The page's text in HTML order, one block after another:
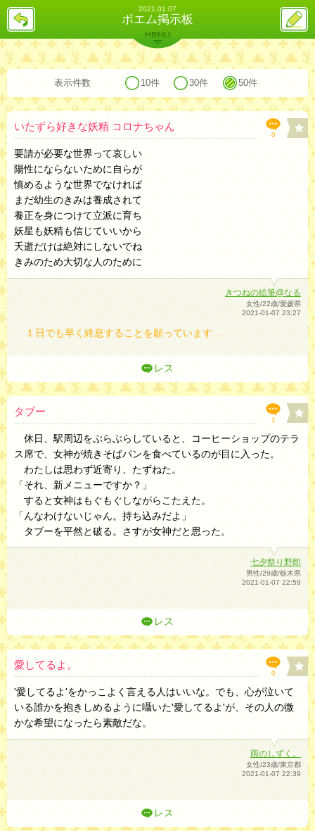
2021.01.07
ポエム掲示板
戻
ス
投
稿
バックナンバー 詳細検索 ランキング まとめ
MENU
表示件数 10件 30件 50件
0
いたずら好きな妖精 コロナちゃん
要請が必要な世界って哀しい
陽性にならないために自らが
慎めるような世界でなければ
まだ幼生のきみは養成されて
養正を身につけて立派に育ち
妖星も妖精も信じていいから
夭逝だけは絶対にしないでね
きみのため大切な人のために
きつねの絵筆@なる
女性/22歳/愛媛県
2021-01-07 23:27
１日でも早く終息することを願っています…
レス
1
タブー
休日、駅周辺をぶらぶらしていると、コーヒーショップのテラ
ス席で、女神が焼きそばパンを食べているのが目に入った。
わたしは思わず近寄り、たずねた。
「それ、新メニューですか？」
すると女神はもぐもぐしながらこたえた。
「んなわけないじゃん。持ち込みだよ」
タブーを平然と破る。さすが女神だと思った。
七夕祭り野郎
男性/29歳/栃木県
2021-01-07 22:59
レス
0
愛してるよ。
'愛してるよ'をかっこよく言える人はいいな。でも、心が泣いて
いる誰かを抱きしめるように囁いた'愛してるよ'が、その人の微
かな希望になったら素敵だな。
雨のしずく。
女性/23歳/東京都
2021-01-07 22:39
レス